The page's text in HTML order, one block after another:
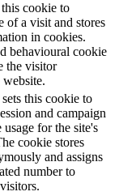
this cookie to
of a visit and stores
in cookies.
behavioural cookie
the visitor
website.
this cookie to
and campaign
usage for the site's
cookie stores
and assigns
number to